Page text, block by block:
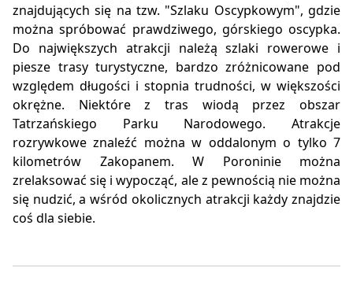
znajdujących się na tzw. "Szlaku Oscypkowym", gdzie
można spróbować prawdziwego, górskiego oscypka.
Do największych atrakcji należą szlaki rowerowe i
piesze trasy turystyczne, bardzo zróżnicowane pod
względem długości i stopnia trudności, w większości
okrężne. Niektóre z tras wiodą przez obszar
Tatrzańskiego Parku Narodowego. Atrakcje
rozrywkowe znaleźć można w oddalonym o tylko 7
kilometrów Zakopanem. W Poroninie można
zrelaksować się i wypocząć, ale z pewnością nie można
się nudzić, a wśród okolicznych atrakcji każdy znajdzie
coś dla siebie.